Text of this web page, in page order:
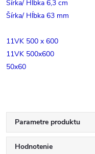
Šírka/ Hĺbka 6,3 cm
Šírka/ Hĺbka 63 mm
11VK 500 x 600
11VK 500x600
50x60
Parametre produktu
Hodnotenie